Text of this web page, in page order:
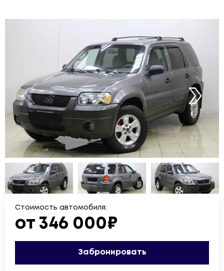
Стоимость автомобиля:
от 346 000₽
Забронировать